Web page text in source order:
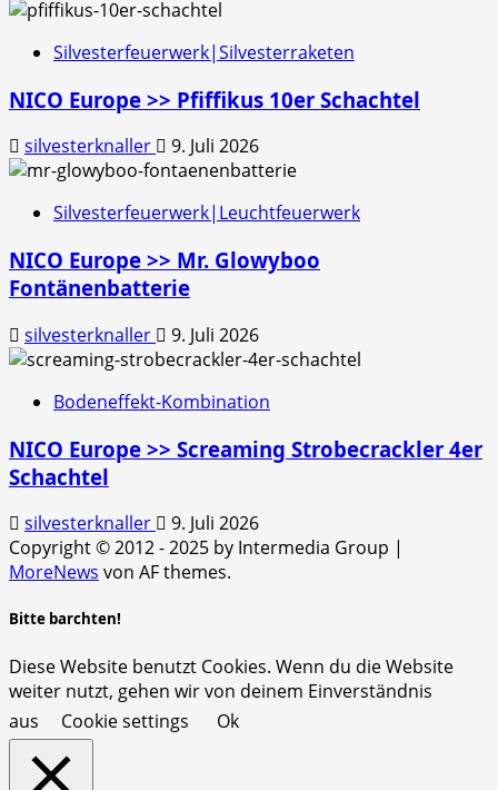
Silvesterfeuerwerk|Silvesterraketen
NICO Europe >> Pfiffikus 10er Schachtel
silvesterknaller 9. Juli 2026
Silvesterfeuerwerk|Leuchtfeuerwerk
NICO Europe >> Mr. Glowyboo
Fontänenbatterie
silvesterknaller 9. Juli 2026
Bodeneffekt-Kombination
NICO Europe >> Screaming Strobecrackler 4er
Schachtel
silvesterknaller
9. Juli 2026
Copyright © 2012 - 2025 by Intermedia Group |
MoreNews von AF themes.
Bitte barchten!
Diese Website benutzt Cookies. Wenn du die Website
weiter nutzt, gehen wir von deinem Einverständnis
aus
Cookie settings Ok